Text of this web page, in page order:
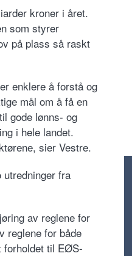
kroner i året.
som styrer
på plass så raskt
enklere å forstå og
mål om å få en
gode lønns- og
i hele landet.
sier Vestre.
fra
av reglene for
reglene for både
forholdet til EØS-